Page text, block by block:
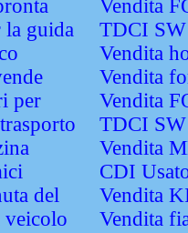
la guida
per
del
veicolo
Vendita
TDCI
Vendita
Vendita
Vendita
TDCI
Vendita
CDI
Vendita
Vendita